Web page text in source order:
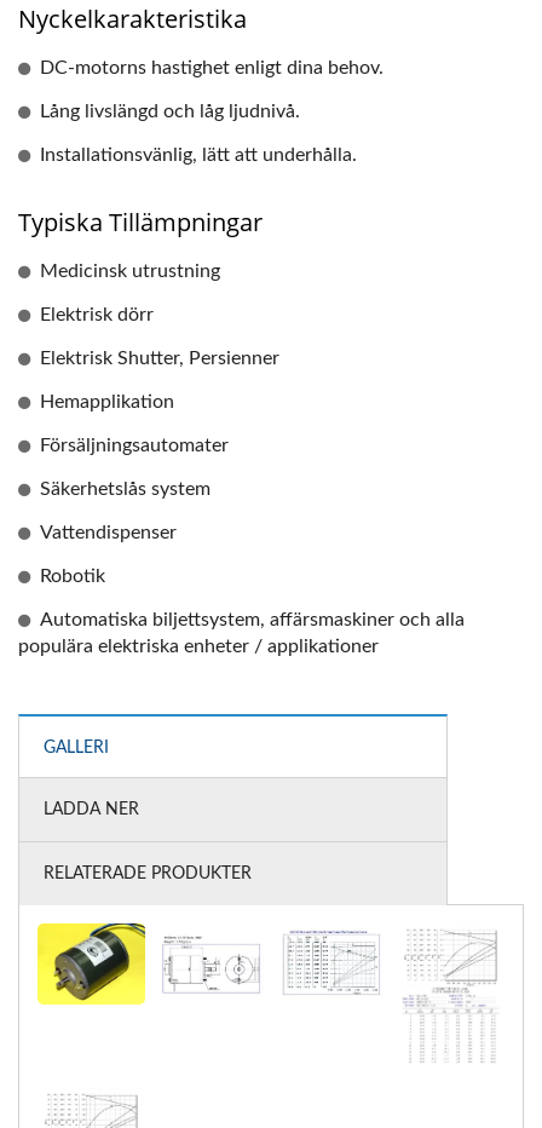
Nyckelkarakteristika
DC-motorns hastighet enligt dina behov.
Lång livslängd och låg ljudnivå.
Installationsvänlig, lätt att underhålla.
Typiska Tillämpningar
Medicinsk utrustning
Elektrisk dörr
Elektrisk Shutter, Persienner
Hemapplikation
Försäljningsautomater
Säkerhetslås system
Vattendispenser
Robotik
Automatiska biljettsystem, affärsmaskiner och alla
populära elektriska enheter / applikationer
GALLERI
LADDA NER
RELATERADE PRODUKTER